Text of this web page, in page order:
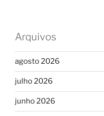
Arquivos
agosto 2026
julho 2026
junho 2026